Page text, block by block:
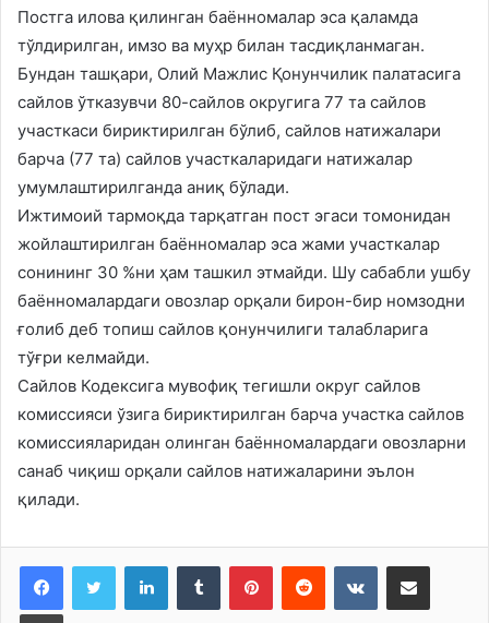
Постга илова қилинган баённомалар эса қаламда
тўлдирилган, имзо ва муҳр билан тасдиқланмаган.
Бундан ташқари, Олий Мажлис Қонунчилик палатасига
сайлов ўтказувчи 80-сайлов округига 77 та сайлов
участкаси бириктирилган бўлиб, сайлов натижалари
барча (77 та) сайлов участкаларидаги натижалар
умумлаштирилганда аниқ бўлади.
Ижтимоий тармоқда тарқатган пост эгаси томонидан
жойлаштирилган баённомалар эса жами участкалар
сонининг 30 %ни ҳам ташкил этмайди. Шу сабабли ушбу
баённомалардаги овозлар орқали бирон-бир номзодни
ғолиб деб топиш сайлов қонунчилиги талабларига
тўғри келмайди.
Сайлов Кодексига мувофиқ тегишли округ сайлов
комиссияси ўзига бириктирилган барча участка сайлов
комиссияларидан олинган баённомалардаги овозларни
санаб чиқиш орқали сайлов натижаларини эълон
қилади.
LinkedInTumblr PinterestReddit VKontakteShare via Email
Print